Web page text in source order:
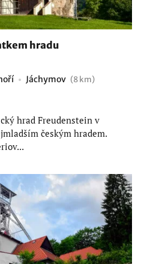
hradu
Jáchymov (8 km)
hrad Freudenstein v
českým hradem.